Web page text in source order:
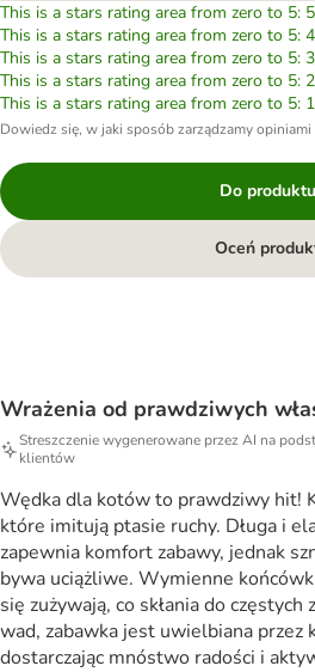
This is a stars rating area from zero to 5:
This is a stars rating area from zero to 5:
This is a stars rating area from zero to 5:
This is a stars rating area from zero to 5:
This is a stars rating area from zero to 5:
Dowiedz się, w jaki sposób zarządzamy opiniami
Do produktu
Oceń
Wrażenia od prawdziwych
Streszczenie wygenerowane przez AI na
klientów
Wędka dla kotów to prawdziwy hit!
które imitują ptasie ruchy. Długa i
zapewnia komfort zabawy, jednak
bywa uciążliwe. Wymienne
się zużywają, co skłania do
wad, zabawka jest uwielbiana przez
dostarczając mnóstwo radości i